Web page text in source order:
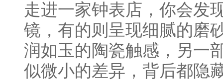
走进一家钟表店，你会发
镜，有的则呈现细腻的磨
润如玉的陶瓷触感，另一
似微小的差异，背后都隐